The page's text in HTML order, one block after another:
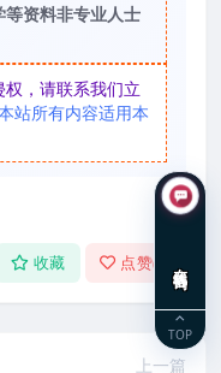
资料非专业人士
，请联系我们立
站所有内容适用本
收藏 点赞(
上一篇
TOP